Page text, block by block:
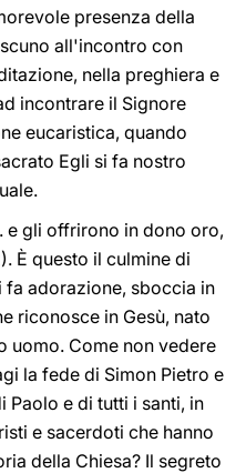
presenza della
all'incontro con
nella preghiera e
incontrare il Signore
eucaristica, quando
Egli si fa nostro
e gli offrirono in dono oro,
È questo il culmine di
adorazione, sboccia in
riconosce in Gesù, nato
uomo. Come non vedere
la fede di Simon Pietro e
e di tutti i santi, in
e sacerdoti che hanno
della Chiesa? Il segreto